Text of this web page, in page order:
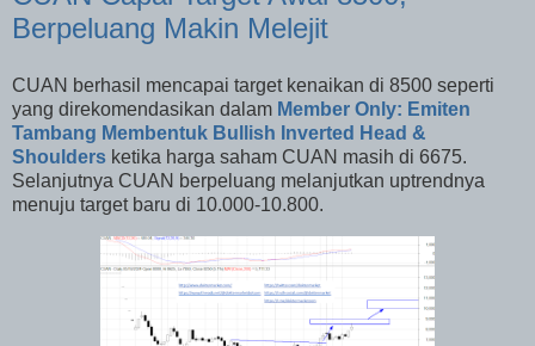
Berpeluang Makin Melejit
CUAN berhasil mencapai target kenaikan di 8500 seperti
yang direkomendasikan dalam Member Only: Emiten
Tambang Membentuk Bullish Inverted Head &
Shoulders ketika harga saham CUAN masih di 6675.
Selanjutnya CUAN berpeluang melanjutkan uptrendnya
menuju target baru di 10.000-10.800.